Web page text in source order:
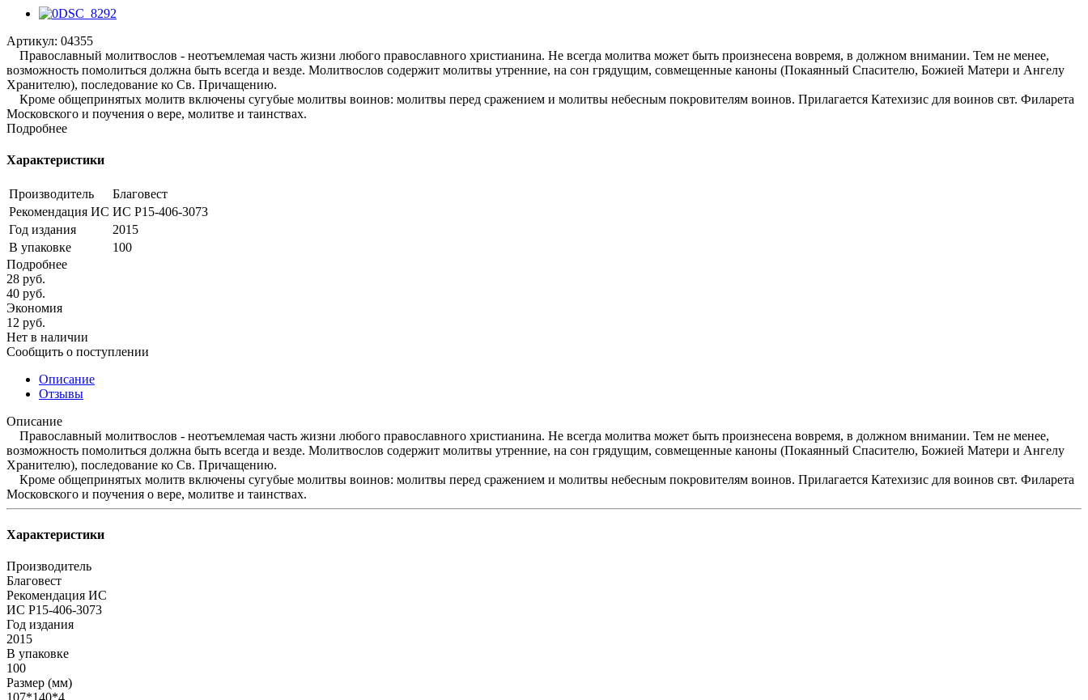
Артикул: 04355
Православный молитвослов - неотъемлемая часть жизни любого православного христианина. Не всегда молитва может быть произнесена вовремя, в должном внимании. Тем не менее,
возможность помолиться должна быть всегда и везде. Молитвослов содержит молитвы утренние, на сон грядущим, совмещенные каноны (Покаянный Спасителю, Божией Матери и Ангелу
Хранителю), последование ко Св. Причащению.
Кроме общепринятых молитв включены сугубые молитвы воинов: молитвы перед сражением и молитвы небесным покровителям воинов. Прилагается Катехизис для воинов свт. Филарета
Московского и поучения о вере, молитве и таинствах.
Подробнее
Характеристики
Производитель
Благовест
Рекомендация ИС ИС Р15-406-3073
Год издания
2015
В упаковке
100
Подробнее
28 руб.
40 руб.
Экономия
12 руб.
Нет в наличии
Сообщить о поступлении
Описание
Отзывы
Описание
Православный молитвослов - неотъемлемая часть жизни любого православного христианина. Не всегда молитва может быть произнесена вовремя, в должном внимании. Тем не менее,
возможность помолиться должна быть всегда и везде. Молитвослов содержит молитвы утренние, на сон грядущим, совмещенные каноны (Покаянный Спасителю, Божией Матери и Ангелу
Хранителю), последование ко Св. Причащению.
Кроме общепринятых молитв включены сугубые молитвы воинов: молитвы перед сражением и молитвы небесным покровителям воинов. Прилагается Катехизис для воинов свт. Филарета
Московского и поучения о вере, молитве и таинствах.
Характеристики
Производитель
Благовест
Рекомендация ИС
ИС Р15-406-3073
Год издания
2015
В упаковке
100
Размер (мм)
107*140*4